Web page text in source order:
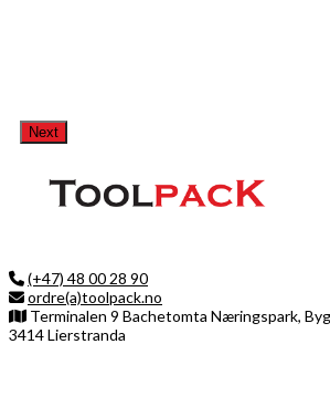
Next
(+47) 48 00 28 90
ordre(a)toolpack.no
Terminalen 9 Bachetomta Næringspark,
3414 Lierstranda